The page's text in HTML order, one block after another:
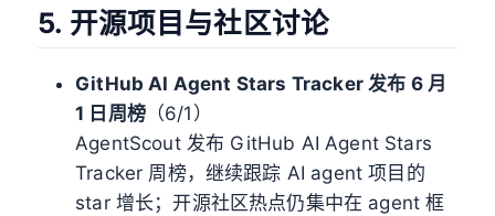
5. 开源项目与社区讨论
GitHub AI Agent Stars Tracker 发布 6 月
1 日周榜（6/1）
AgentScout 发布 GitHub AI Agent Stars
Tracker 周榜，继续跟踪 AI agent 项目的
star 增长；开源社区热点仍集中在 agent 框